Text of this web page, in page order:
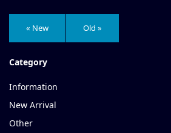
« New Old »
Category
Information
New Arrival
Other